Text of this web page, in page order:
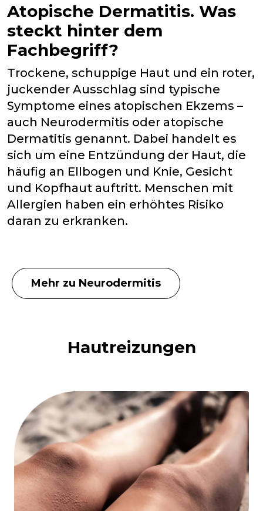
Atopische Dermatitis. Was
steckt hinter dem
Fachbegriff?
Trockene, schuppige Haut und ein roter,
juckender Ausschlag sind typische
Symptome eines atopischen Ekzems –
auch Neurodermitis oder atopische
Dermatitis genannt. Dabei handelt es
sich um eine Entzündung der Haut, die
häufig an Ellbogen und Knie, Gesicht
und Kopfhaut auftritt. Menschen mit
Allergien haben ein erhöhtes Risiko
daran zu erkranken.
Mehr zu Neurodermitis
Hautreizungen